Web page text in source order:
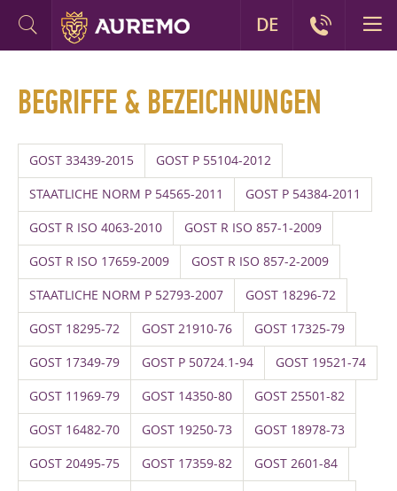
BEGRIFFE & BEZEICHNUNGEN
GOST 33439-2015 GOST P 55104-2012
STAATLICHE NORM P 54565-2011 GOST P 54384-2011
GOST R ISO 4063-2010 GOST R ISO 857-1-2009
GOST R ISO 17659-2009 GOST R ISO 857-2-2009
STAATLICHE NORM P 52793-2007 GOST 18296-72
GOST 18295-72 GOST 21910-76 GOST 17325-79
GOST 17349-79 GOST P 50724.1-94 GOST 19521-74
GOST 11969-79 GOST 14350-80 GOST 25501-82
GOST 16482-70 GOST 19250-73 GOST 18978-73
GOST 20495-75 GOST 17359-82 GOST 2601-84
DE